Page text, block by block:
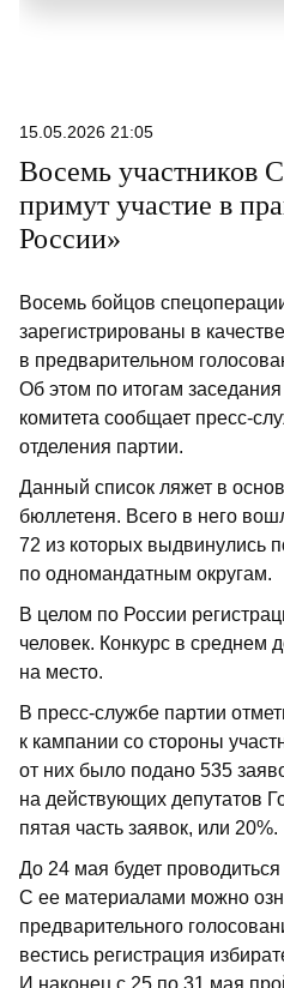
15.05.2026 21:05
Восемь участников
примут участие в
России»
Восемь бойцов
зарегистрированы в
в предварительном
Об этом по итогам
комитета сообщает пресс-
отделения партии.
Данный список ляжет в
бюллетеня. Всего в него
72 из которых выдвинулись
по одномандатным округам.
В целом по России
человек. Конкурс в среднем
на место.
В пресс-службе партии
к кампании со стороны
от них было подано 535
на действующих депутатов
пятая часть заявок, или 20%.
До 24 мая будет
С ее материалами можно
предварительного
вестись регистрация
И наконец с 25 по 31 мая